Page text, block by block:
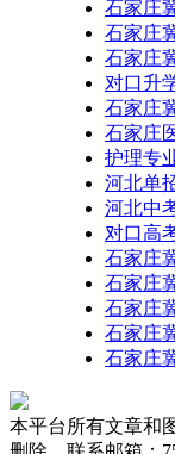
石家庄
石家庄
石家庄
对口升
石家庄
石家庄
护理专
河北单
河北中
对口高
石家庄
石家庄
石家庄
石家庄
石家庄
本平台所有文章和